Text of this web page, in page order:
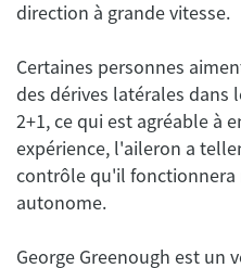
Certaines personnes
des dérives latérales dans
2+1, ce qui est agréable à
expérience, l'aileron a
contrôle qu'il fonctionnera
George Greenough est un